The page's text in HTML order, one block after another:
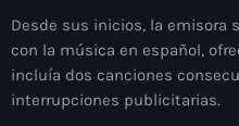
Contacts
Desde sus inicios, la emisora
con la música en español,
incluía dos canciones
interrupciones publicitarias.